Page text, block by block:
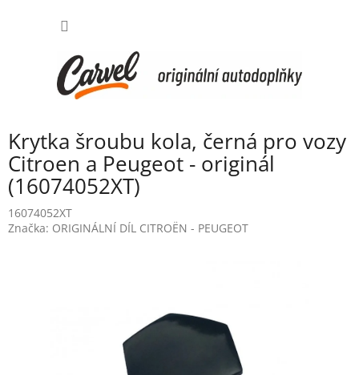
Krytka šroubu kola, černá pro vozy
Citroen a Peugeot - originál
(16074052XT)
16074052XT
Značka: ORIGINÁLNÍ DÍL CITROËN - PEUGEOT